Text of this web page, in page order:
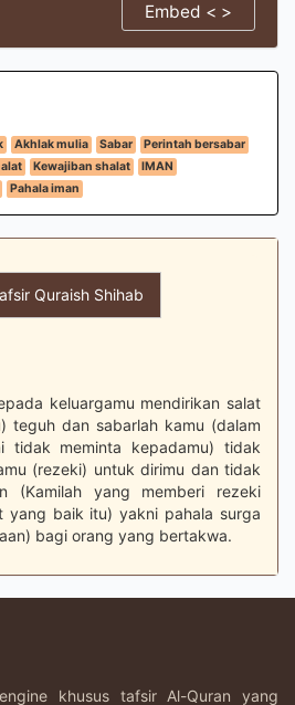
Embed < >
Akhlak mulia Sabar
Perintah bersabar
Kewajiban shalat
IMAN
Pahala iman
Quraish Shihab
keluargamu mendirikan salat
teguh dan sabarlah kamu (dalam
tidak meminta kepadamu) tidak
(rezeki) untuk dirimu dan tidak
(Kamilah yang memberi rezeki
yang baik itu) yakni pahala surga
bagi orang yang bertakwa.
khusus tafsir Al-Quran yang